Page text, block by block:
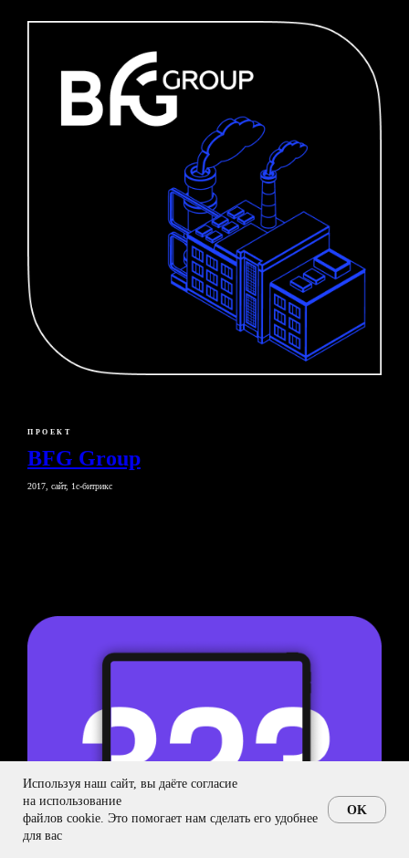
ПРОЕКТ
BFG Group
2017, сайт, 1с-битрикс
Используя наш сайт, вы даёте согласие
на использование
файлов cookie. Это помогает нам сделать его удобнее
для вас
OK
Обсудить Проект